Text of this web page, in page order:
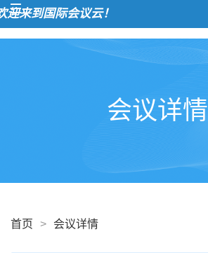
到国际会议云！
会议详情
首页 > 会议详情